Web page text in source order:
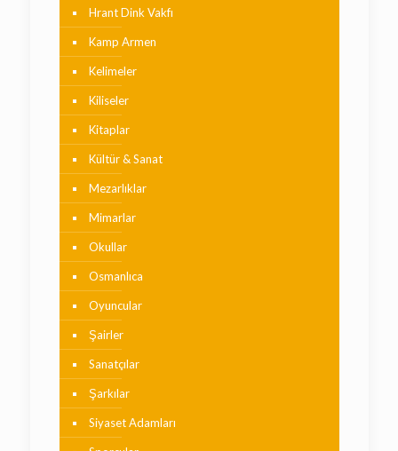
Hrant Dink Vakfı
Kamp Armen
Kelimeler
Kiliseler
Kitaplar
Kültür & Sanat
Mezarlıklar
Mimarlar
Okullar
Osmanlıca
Oyuncular
Şairler
Sanatçılar
Şarkılar
Siyaset Adamları